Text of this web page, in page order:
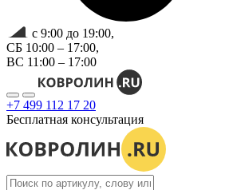
с 9:00 до 19:00,
СБ 10:00 – 17:00,
ВС 11:00 – 17:00
+7 499 112 17 20
Бесплатная консультация